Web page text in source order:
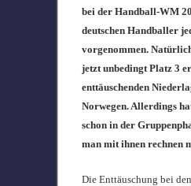
bei der Handball-WM
deutschen Handballer
vorgenommen.
jetzt unbedingt Platz 3
enttäuschenden
Norwegen. Allerdings
schon in der
man mit ihnen rechnen
Die Enttäuschung bei